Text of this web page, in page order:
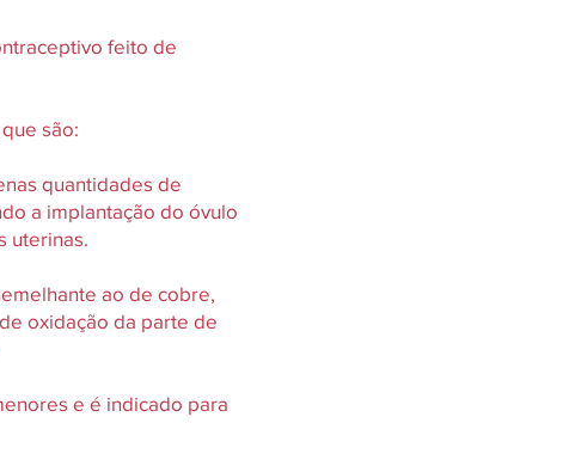
feito de
são:
quantidades de
a implantação do óvulo
uterinas.
ao de cobre,
oxidação da parte de
e é indicado para